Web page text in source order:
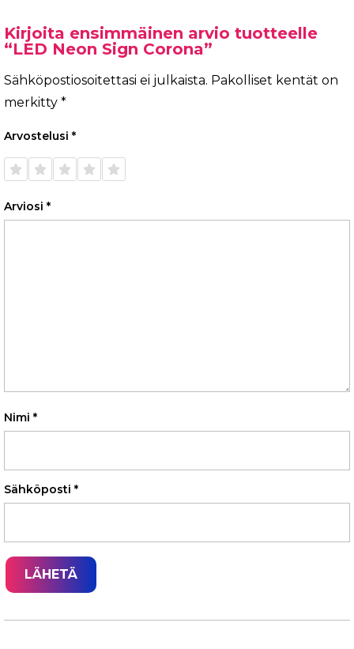
Kirjoita ensimmäinen arvio tuotteelle
“LED Neon Sign Corona”
Sähköpostiosoitettasi ei julkaista. Pakolliset kentät on
merkitty *
Arvostelusi *
1/5
tähteä
2/5
tähteä
3/5
tähteä
4/5
tähteä
5/5
tähteä
Arviosi *
Nimi *
Sähköposti *